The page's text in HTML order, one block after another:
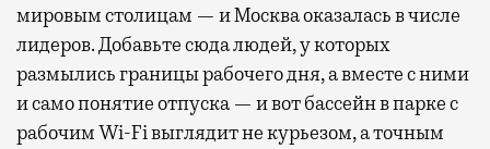
мировым столицам — и Москва оказалась в числе
лидеров. Добавьте сюда людей, у которых
размылись границы рабочего дня, а вместе с ними
и само понятие отпуска — и вот бассейн в парке с
рабочим Wi-Fi выглядит не курьезом, а точным